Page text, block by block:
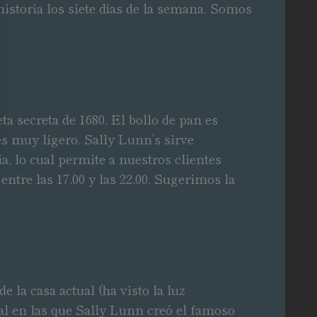
los siete días de la semana. Somos
secreta de 1680. El bollo de pan es
muy ligero. Sally Lunn’s sirve
lo cual permite a nuestros clientes
las 17.00 y las 22.00. Sugerimos la
la casa actual (ha visto la luz
en las que Sally Lunn creó el famoso